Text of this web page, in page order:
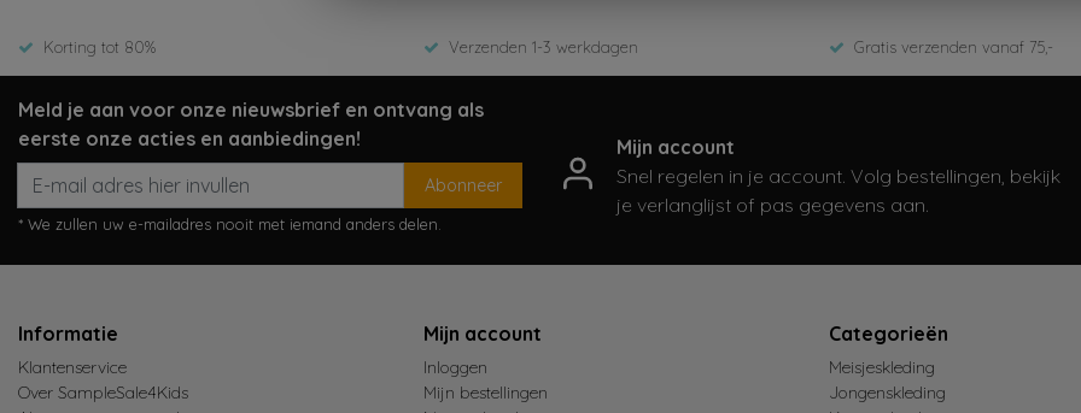
Korting tot 80% Verzenden 1-3 werkdagen Gratis verzenden vanaf 75,-
Meld je aan voor onze nieuwsbrief en ontvang als
eerste onze acties en aanbiedingen!
Abonneer
* We zullen uw e-mailadres nooit met iemand anders delen.
Mijn account
Snel regelen in je account. Volg bestellingen, bekijk
je verlanglijst of pas gegevens aan.
Informatie
Klantenservice
Over SampleSale4Kids
Mijn account
Inloggen
Mijn bestellingen
Categorieën
Meisjeskleding
Jongenskleding